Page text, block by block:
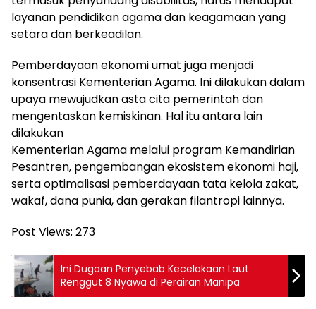
layanan pendidikan agama dan keagamaan yang
setara dan berkeadilan.
Pemberdayaan ekonomi umat juga menjadi
konsentrasi Kementerian Agama. lni dilakukan dalam
upaya mewujudkan asta cita pemerintah dan
mengentaskan kemiskinan. Hal itu antara lain
dilakukan
Kementerian Agama melalui program Kemandirian
Pesantren, pengembangan ekosistem ekonomi haji,
serta optimalisasi pemberdayaan tata kelola zakat,
wakaf, dana punia, dan gerakan filantropi lainnya.
Post Views: 273
Ini Dugaan Penyebab Kecelakaan Laut
Renggut 8 Nyawa di Perairan Manipa